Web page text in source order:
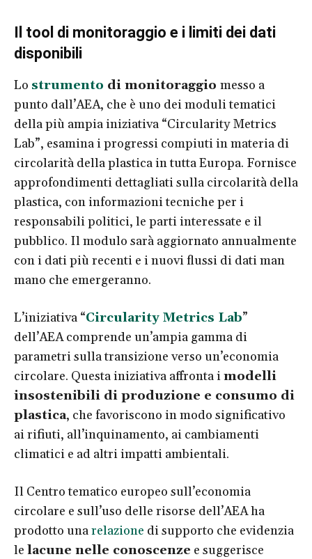
Il tool di monitoraggio e i limiti dei dati
disponibili
Lo strumento di monitoraggio messo a
punto dall’AEA, che è uno dei moduli tematici
della più ampia iniziativa “Circularity Metrics
Lab”, esamina i progressi compiuti in materia di
circolarità della plastica in tutta Europa. Fornisce
approfondimenti dettagliati sulla circolarità della
plastica, con informazioni tecniche per i
responsabili politici, le parti interessate e il
pubblico. Il modulo sarà aggiornato annualmente
con i dati più recenti e i nuovi flussi di dati man
mano che emergeranno.
L’iniziativa “Circularity Metrics Lab”
dell’AEA comprende un’ampia gamma di
parametri sulla transizione verso un’economia
circolare. Questa iniziativa affronta imodelli
insostenibili di produzione e consumo di
plastica, che favoriscono in modo significativo
ai rifiuti, all’inquinamento, ai cambiamenti
climatici e ad altri impatti ambientali.
Il Centro tematico europeo sull’economia
circolare e sull’uso delle risorse dell’AEA ha
prodotto unarelazione di supporto che evidenzia
le lacune nelle conoscenze e suggerisce